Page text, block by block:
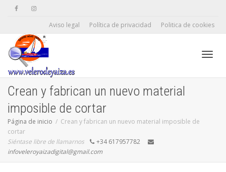
Aviso legal Política de privacidad Politica de cookies
Crean y fabrican un nuevo material
imposible de cortar
Página de inicio
Crean y fabrican un nuevo material imposible de
cortar
Siéntase libre de llamarnos
+34 617957782
infoveleroyaizadigital@gmail.com